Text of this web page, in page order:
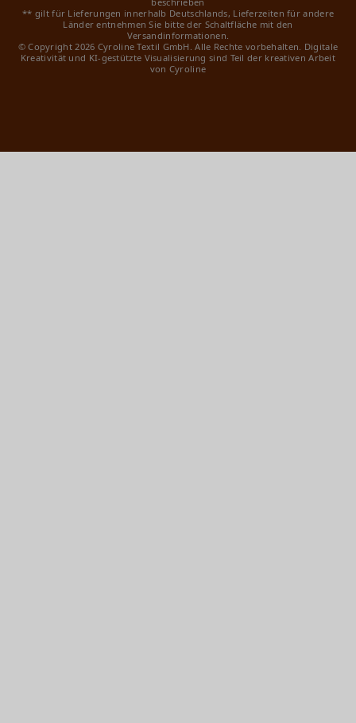
** gilt für Lieferungen innerhalb Deutschlands, Lieferzeiten für andere
Länder entnehmen Sie bitte der Schaltfläche mit den
Versandinformationen.
© Copyright 2026 Cyroline Textil GmbH. Alle Rechte vorbehalten. Digitale
Kreativität und KI-gestützte Visualisierung sind Teil der kreativen Arbeit
von Cyroline